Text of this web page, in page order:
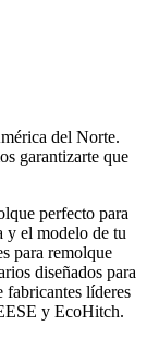
del Norte.
garantizarte que
perfecto para
y el modelo de tu
para remolque
diseñados para
fabricantes líderes
y EcoHitch.